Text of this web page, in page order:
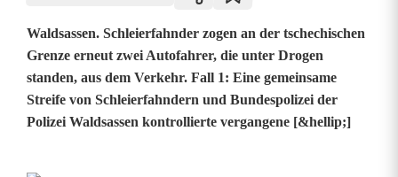
Waldsassen. Schleierfahnder zogen an der tschechischen
Grenze erneut zwei Autofahrer, die unter Drogen
standen, aus dem Verkehr. Fall 1: Eine gemeinsame
Streife von Schleierfahndern und Bundespolizei der
Polizei Waldsassen kontrollierte vergangene [&hellip;]